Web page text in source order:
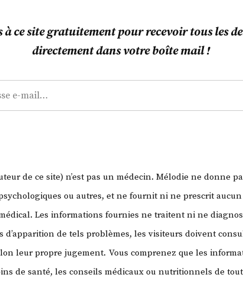
quinoa
!
à ce site gratuitement pour recevoir tous les
directement dans votre boîte mail !
de ce site) n’est pas un médecin. Mélodie ne donne
ou autres, et ne fournit ni ne prescrit
Les informations fournies ne traitent ni ne
d’apparition de tels problèmes, les visiteurs doivent
leur propre jugement. Vous comprenez que les
de santé, les conseils médicaux ou nutritionnels de